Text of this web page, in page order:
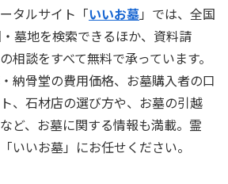
タルサイト「いいお墓」では、全国
墓地を検索できるほか、資料請
相談をすべて無料で承っています。
納骨堂の費用価格、お墓購入者の口
、石材店の選び方や、お墓の引越
ど、お墓に関する情報も満載。霊
いいお墓」にお任せください。